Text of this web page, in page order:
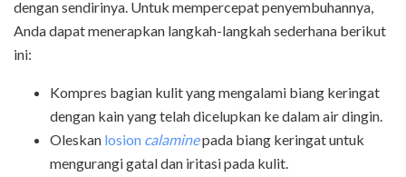
dengan sendirinya. Untuk mempercepat penyembuhannya,
Anda dapat menerapkan langkah-langkah sederhana berikut
ini:
Kompres bagian kulit yang mengalami biang keringat
dengan kain yang telah dicelupkan ke dalam air dingin.
Oleskan losion calaminepada biang keringat untuk
mengurangi gatal dan iritasi pada kulit.